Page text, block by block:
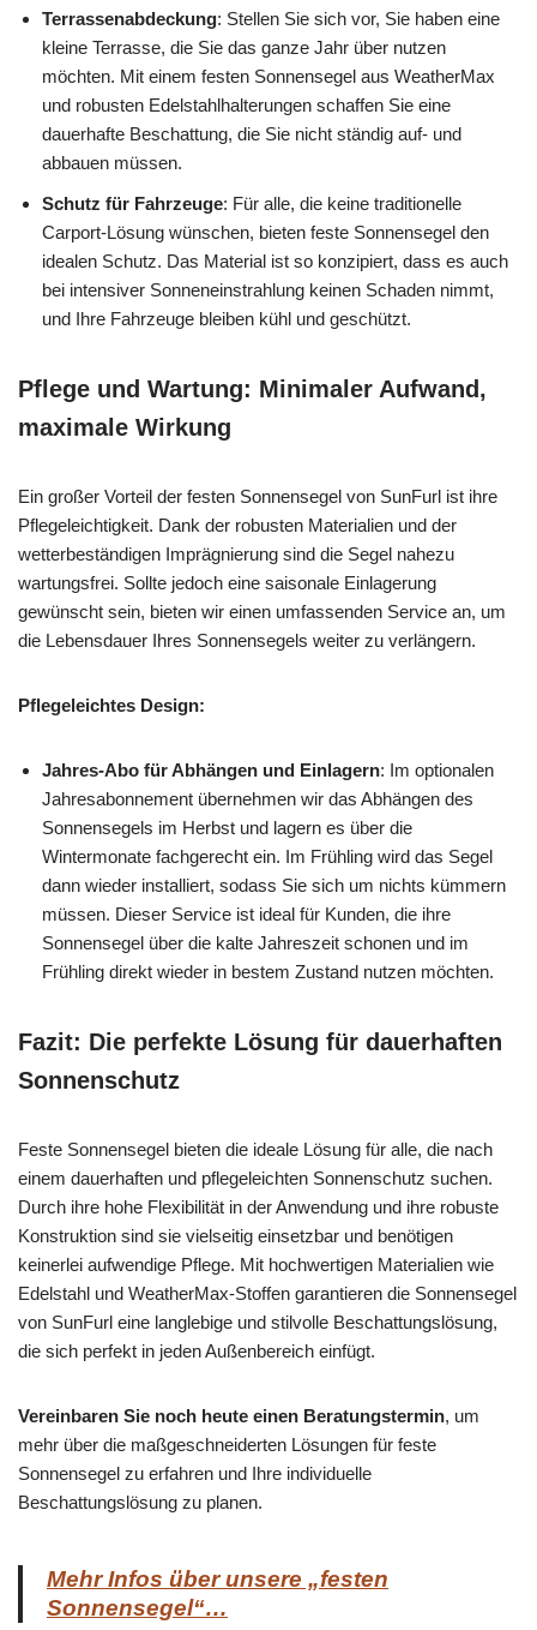
Terrassenabdeckung: Stellen Sie sich vor, Sie haben eine
kleine Terrasse, die Sie das ganze Jahr über nutzen
möchten. Mit einem festen Sonnensegel aus WeatherMax
und robusten Edelstahlhalterungen schaffen Sie eine
dauerhafte Beschattung, die Sie nicht ständig auf- und
abbauen müssen.
Schutz für Fahrzeuge: Für alle, die keine traditionelle
Carport-Lösung wünschen, bieten feste Sonnensegel den
idealen Schutz. Das Material ist so konzipiert, dass es auch
bei intensiver Sonneneinstrahlung keinen Schaden nimmt,
und Ihre Fahrzeuge bleiben kühl und geschützt.
Pflege und Wartung: Minimaler Aufwand,
maximale Wirkung
Ein großer Vorteil der festen Sonnensegel von SunFurl ist ihre
Pflegeleichtigkeit. Dank der robusten Materialien und der
wetterbeständigen Imprägnierung sind die Segel nahezu
wartungsfrei. Sollte jedoch eine saisonale Einlagerung
gewünscht sein, bieten wir einen umfassenden Service an, um
die Lebensdauer Ihres Sonnensegels weiter zu verlängern.
Pflegeleichtes Design:
Jahres-Abo für Abhängen und Einlagern: Im optionalen
Jahresabonnement übernehmen wir das Abhängen des
Sonnensegels im Herbst und lagern es über die
Wintermonate fachgerecht ein. Im Frühling wird das Segel
dann wieder installiert, sodass Sie sich um nichts kümmern
müssen. Dieser Service ist ideal für Kunden, die ihre
Sonnensegel über die kalte Jahreszeit schonen und im
Frühling direkt wieder in bestem Zustand nutzen möchten.
Fazit: Die perfekte Lösung für dauerhaften
Sonnenschutz
Feste Sonnensegel bieten die ideale Lösung für alle, die nach
einem dauerhaften und pflegeleichten Sonnenschutz suchen.
Durch ihre hohe Flexibilität in der Anwendung und ihre robuste
Konstruktion sind sie vielseitig einsetzbar und benötigen
keinerlei aufwendige Pflege. Mit hochwertigen Materialien wie
Edelstahl und WeatherMax-Stoffen garantieren die Sonnensegel
von SunFurl eine langlebige und stilvolle Beschattungslösung,
die sich perfekt in jeden Außenbereich einfügt.
Vereinbaren Sie noch heute einen Beratungstermin, um
mehr über die maßgeschneiderten Lösungen für feste
Sonnensegel zu erfahren und Ihre individuelle
Beschattungslösung zu planen.
Mehr Infos über unsere „festen
Sonnensegel“…